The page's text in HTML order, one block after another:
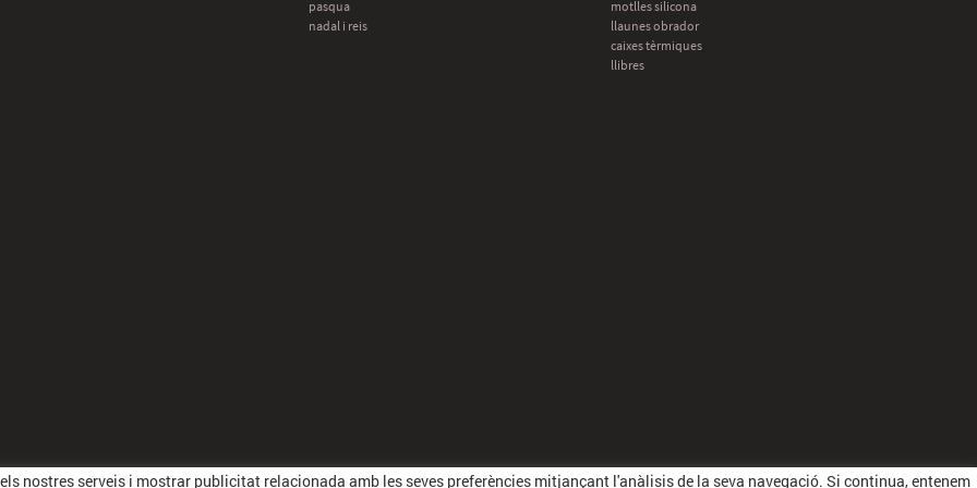
pasqua
nadal i reis
motlles silicona
llaunes obrador
caixes tèrmiques
llibres
nostres serveis i mostrar publicitat relacionada amb les seves preferències mitjançant l'anàlisis de la seva navegació. Si continua, entenem